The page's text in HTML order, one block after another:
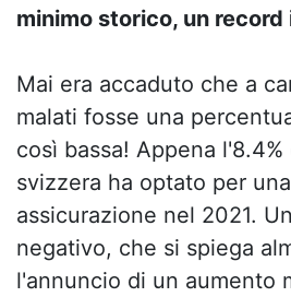
minimo storico, un
Mai era accaduto che a
malati fosse una
così bassa! Appena
svizzera ha optato per
assicurazione nel 2021.
negativo, che si spiega
l'annuncio di un aumento